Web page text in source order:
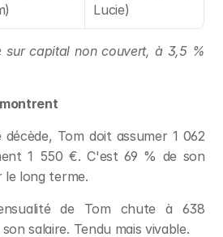
Lucie)
sur capital non couvert, à 3,5 %
Tom doit assumer 1 062
1 550 €. C'est 69 % de son
le long terme.
de Tom chute à 638
salaire. Tendu mais vivable.